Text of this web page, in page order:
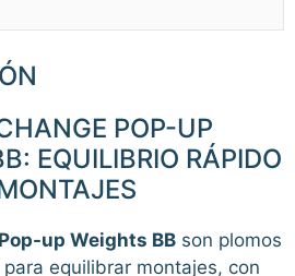
POP-UP
EQUILIBRIO RÁPIDO
up Weights BB son plomos
equilibrar montajes, con